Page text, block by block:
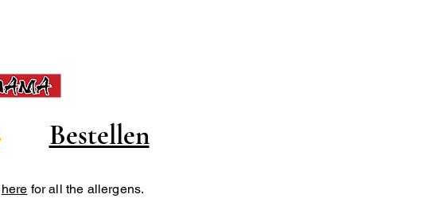
Bestellen
here for all the allergens.